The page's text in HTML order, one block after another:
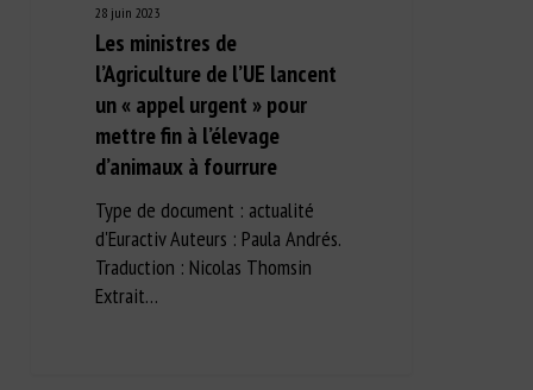
28 juin 2023
Les ministres de
l’Agriculture de l’UE lancent
un « appel urgent » pour
mettre fin à l’élevage
d’animaux à fourrure
Type de document : actualité
d'Euractiv Auteurs : Paula Andrés.
Traduction : Nicolas Thomsin
Extrait…